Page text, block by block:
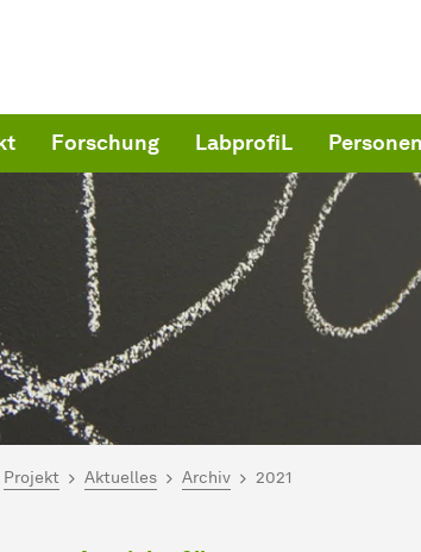
Forschung LabprofiL Personen
hier:
Projekt Aktuelles Archiv 2021